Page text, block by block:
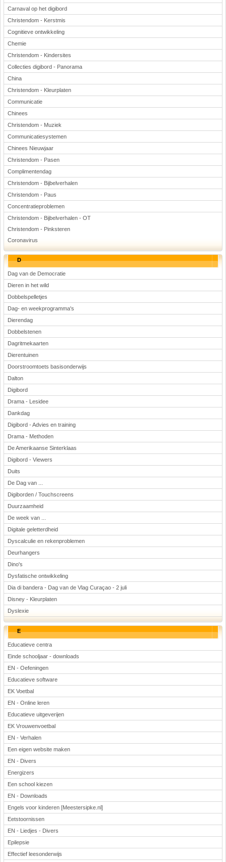
Carnaval op het digibord
Christendom - Kerstmis
Cognitieve ontwikkeling
Chemie
Christendom - Kindersites
Collecties digibord - Panorama
China
Christendom - Kleurplaten
Communicatie
Chinees
Christendom - Muziek
Communicatiesystemen
Chinees Nieuwjaar
Christendom - Pasen
Complimentendag
Christendom - Bijbelverhalen
Christendom - Paus
Concentratieproblemen
Christendom - Bijbelverhalen - OT
Christendom - Pinksteren
Coronavirus
D
Dag van de Democratie
Dieren in het wild
Dobbelspelletjes
Dag- en weekprogramma's
Dierendag
Dobbelstenen
Dagritmekaarten
Dierentuinen
Doorstroomtoets basisonderwijs
Dalton
Digibord
Drama - Lesidee
Dankdag
Digibord - Advies en training
Drama - Methoden
De Amerikaanse Sinterklaas
Digibord - Viewers
Duits
De Dag van ...
Digiborden / Touchscreens
Duurzaamheid
De week van ...
Digitale geletterdheid
Dyscalculie en rekenproblemen
Deurhangers
Dino's
Dysfatische ontwikkeling
Dia di bandera - Dag van de Vlag Curaçao - 2 juli
Disney - Kleurplaten
Dyslexie
E
Educatieve centra
Einde schooljaar - downloads
EN - Oefeningen
Educatieve software
EK Voetbal
EN - Online leren
Educatieve uitgeverijen
EK Vrouwenvoetbal
EN - Verhalen
Een eigen website maken
EN - Divers
Energizers
Een school kiezen
EN - Downloads
Engels voor kinderen [Meestersipke.nl]
Eetstoornissen
EN - Liedjes - Divers
Epilepsie
Effectief leesonderwijs